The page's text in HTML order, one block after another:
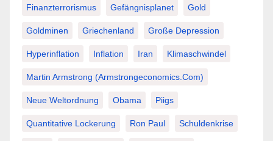
Finanzterrorismus Gefängnisplanet Gold
Goldminen Griechenland Große Depression
Hyperinflation Inflation Iran Klimaschwindel
Martin Armstrong (Armstrongeconomics.com)
Neue Weltordnung Obama Piigs
Quantitative Lockerung Ron Paul Schuldenkrise